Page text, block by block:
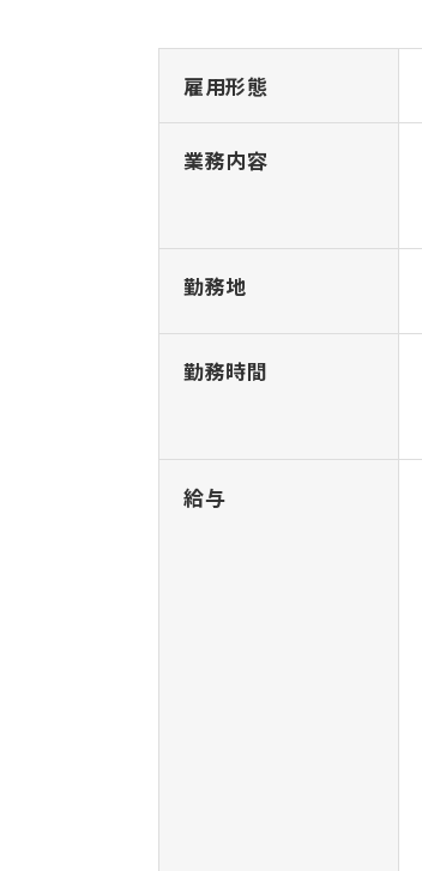
雇用形態
業務内容
勤務地
勤務時間
給与